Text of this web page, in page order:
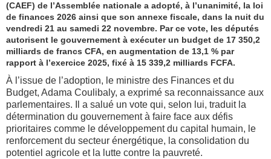
(CAEF) de l’Assemblée nationale a adopté, à l’unanimité, la loi
de finances 2026 ainsi que son annexe fiscale, dans la nuit du
vendredi 21 au samedi 22 novembre. Par ce vote, les députés
autorisent le gouvernement à exécuter un budget de 17 350,2
milliards de francs CFA, en augmentation de 13,1 % par
rapport à l’exercice 2025, fixé à 15 339,2 milliards FCFA.
À l’issue de l’adoption, le ministre des Finances et du
Budget, Adama Coulibaly, a exprimé sa reconnaissance aux
parlementaires. Il a salué un vote qui, selon lui, traduit la
détermination du gouvernement à faire face aux défis
prioritaires comme le développement du capital humain, le
renforcement du secteur énergétique, la consolidation du
potentiel agricole et la lutte contre la pauvreté.